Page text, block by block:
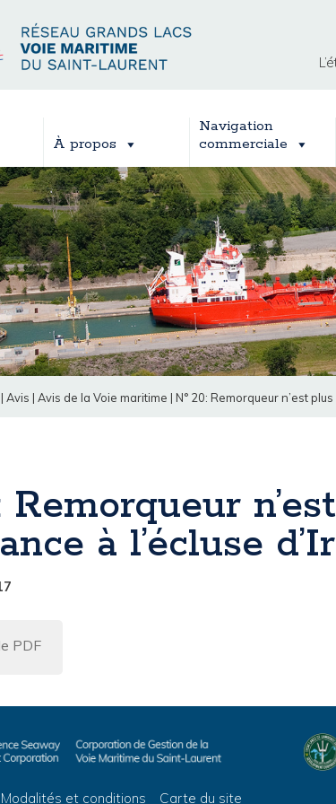
À propos
Navigation
commerciale
| Avis | Avis de la Voie maritime | N° 20: Remorqueur n’est
Remorqueur
à l’écluse
PDF
Modalités et conditions Carte du site